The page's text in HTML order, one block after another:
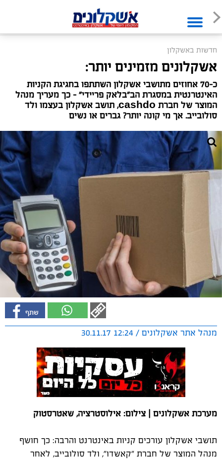
חדשות באשקלון
אשקלונים מזמינים יותר:
כ-70 אחוזים מתושבי אשקלון השתתפו בחגיגת הקניות
האינטרנטית במסגרת הב"בלאק פריידי" - כך מעריך מנהל
המוצר של חברת cashdo, תושב אשקלון בעצמו ולד
סולובייב. אך מי קונה יותר? גברים או נשים
מנהל אתר אשקלונים / 12:24 30.11.17
מערכת אשקלונים | צילום: אילוסטרציה, שאטרסטוק
תושבי אשקלון עורכים קניות באינטרנט והרבה: כך חושף
מנהל המוצר של חברת "קאשדו", ולד סולובייב, לאחר